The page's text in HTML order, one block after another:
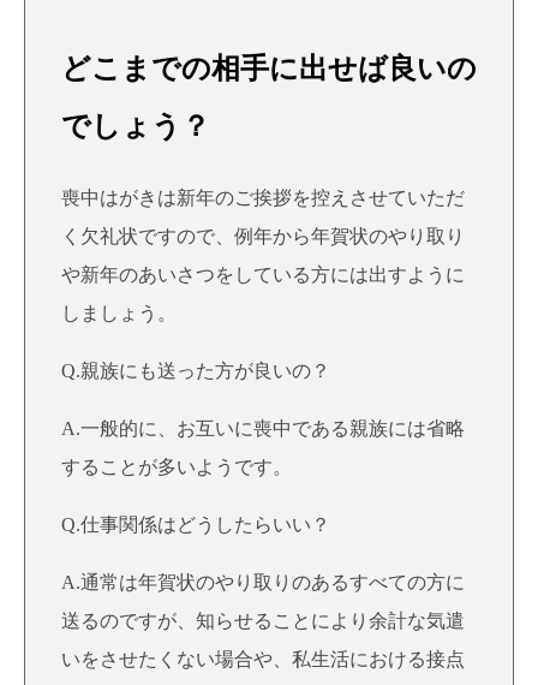
どこまでの相手に出せば良いの
でしょう？
喪中はがきは新年のご挨拶を控えさせていただ
く欠礼状ですので、例年から年賀状のやり取り
や新年のあいさつをしている方には出すように
しましょう。
Q.親族にも送った方が良いの？
A.一般的に、お互いに喪中である親族には省略
することが多いようです。
Q.仕事関係はどうしたらいい？
A.通常は年賀状のやり取りのあるすべての方に
送るのですが、知らせることにより余計な気遣
いをさせたくない場合や、私生活における接点